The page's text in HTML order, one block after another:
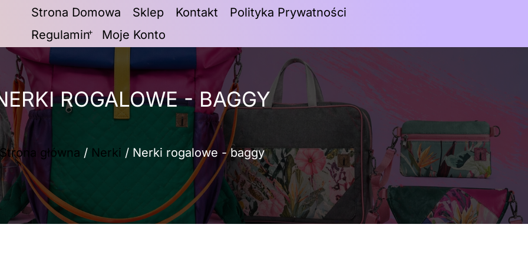
Strona Domowa Sklep Kontakt
Polityka Prywatności
Regulamin
Moje Konto
ROGALOWE - BAGGY
Strona główna / Nerki / Nerki rogalowe - baggy